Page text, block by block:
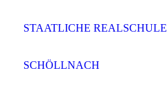
STAATLICHE REALSCHULE
SCHÖLLNACH